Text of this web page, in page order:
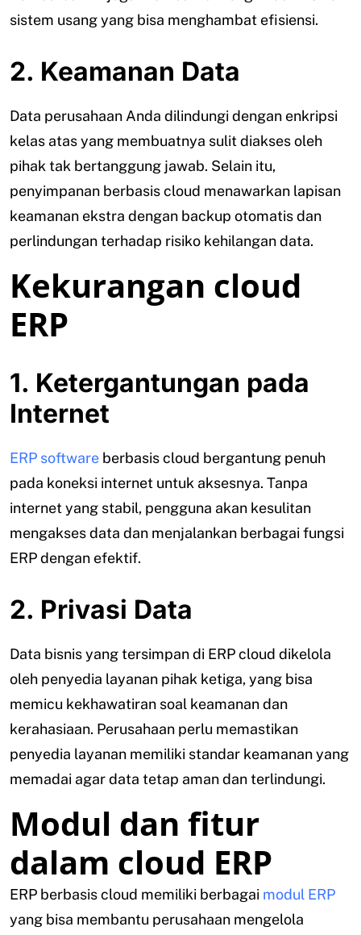
sistem usang yang bisa menghambat efisiensi.
2. Keamanan Data
Data perusahaan Anda dilindungi dengan enkripsi
kelas atas yang membuatnya sulit diakses oleh
pihak tak bertanggung jawab. Selain itu,
penyimpanan berbasis cloud menawarkan lapisan
keamanan ekstra dengan backup otomatis dan
perlindungan terhadap risiko kehilangan data.
Kekurangan cloud
ERP
1. Ketergantungan pada
Internet
ERP software berbasis cloud bergantung penuh
pada koneksi internet untuk aksesnya. Tanpa
internet yang stabil, pengguna akan kesulitan
mengakses data dan menjalankan berbagai fungsi
ERP dengan efektif.
2. Privasi Data
Data bisnis yang tersimpan di ERP cloud dikelola
oleh penyedia layanan pihak ketiga, yang bisa
memicu kekhawatiran soal keamanan dan
kerahasiaan. Perusahaan perlu memastikan
penyedia layanan memiliki standar keamanan yang
memadai agar data tetap aman dan terlindungi.
Modul dan fitur
dalam cloud ERP
ERP berbasis cloud memiliki berbagai modul ERP
yang bisa membantu perusahaan mengelola